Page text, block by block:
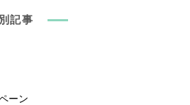
記事
ーン